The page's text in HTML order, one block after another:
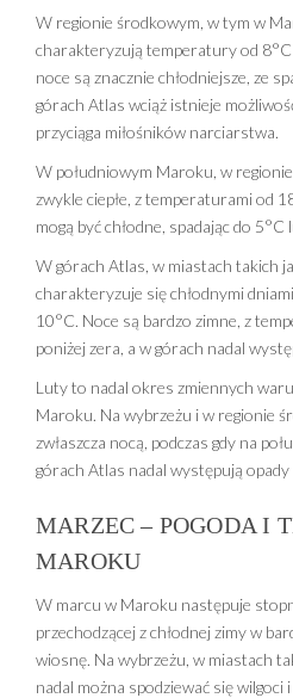
W regionie środkowym, w tym w
charakteryzują temperatury od 8°C
noce są znacznie chłodniejsze, ze
górach Atlas wciąż istnieje
przyciąga miłośników narciarstwa.
W południowym Maroku, w
zwykle ciepłe, z temperaturami od
mogą być chłodne, spadając do 5°C
W górach Atlas, w miastach takich
charakteryzuje się chłodnymi
10°C. Noce są bardzo zimne, z
poniżej zera, a w górach nadal
Luty to nadal okres zmiennych
Maroku. Na wybrzeżu i w regionie
zwłaszcza nocą, podczas gdy na
górach Atlas nadal występują opady
MARZEC – POGODA I
MAROKU
W marcu w Maroku następuje
przechodzącej z chłodnej zimy w
wiosnę. Na wybrzeżu, w miastach
nadal można spodziewać się wilgoci